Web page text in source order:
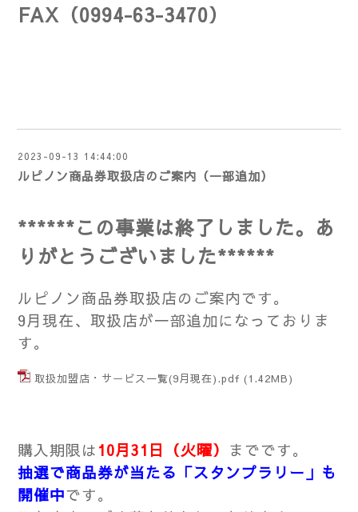
FAX（0994-63-3470）
2023-09-13 14:44:00
ルピノン商品券取扱店のご案内（一部追加）
******この事業は終了しました。 あ
りがとうございました******
ルピノン商品券取扱店のご案内です。
9月現在、取扱店が一部追加になっておりま
す。
取扱加盟店・サービス一覧(9月現在).pdf (1.42MB)
購入期限は10月31日（火曜） までです。
抽選で商品券が当たる「スタンプラリー」も
開催中です。